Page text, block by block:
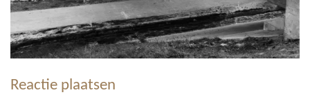
Reactie plaatsen